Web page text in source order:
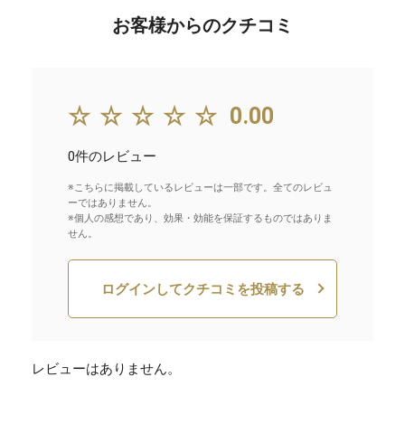
お客様からのクチコミ
☆☆☆☆☆ 0.00
0件のレビュー
※こちらに掲載しているレビューは一部です。全てのレビュ
ーではありません。
※個人の感想であり、効果・効能を保証するものではありま
せん。
ログインしてクチコミを投稿する
レビューはありません。